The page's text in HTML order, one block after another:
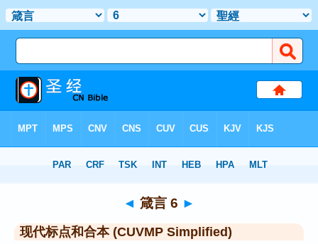
> 箴言 6
◄ 箴言 6 ►
现代标点和合本 (CUVMP Simplified)